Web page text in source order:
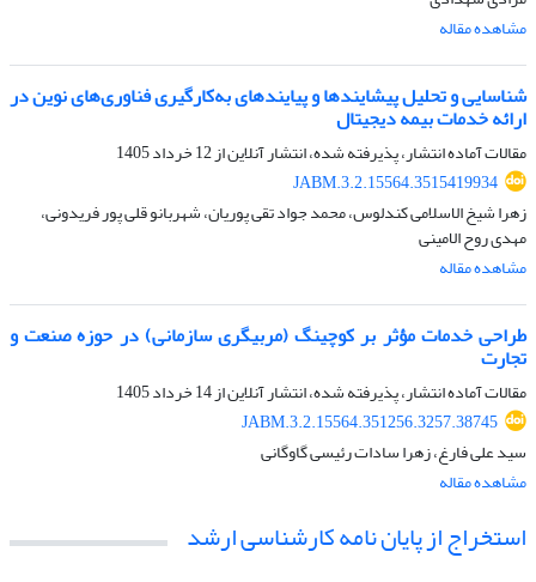
مشاهده مقاله
شناسایی و تحلیل پیشایندها و پیایندهای به‌کارگیری فناوری‌های نوین در
ارائه خدمات بیمه دیجیتال
مقالات آماده انتشار، پذیرفته شده، انتشار آنلاین از12 خرداد 1405
JABM.3.2.15564.3515419934
زهرا شیخ الاسلامی کندلوس، محمد جواد تقی پوریان، شهربانو قلی پور فریدونی،
مهدی روح الامینی
مشاهده مقاله
طراحی خدمات مؤثر بر کوچینگ (مربیگری سازمانی) در حوزه صنعت و
تجارت
مقالات آماده انتشار، پذیرفته شده، انتشار آنلاین از14 خرداد 1405
JABM.3.2.15564.351256.3257.38745
سید علی فارغ، زهرا سادات رئیسی گاوگانی
مشاهده مقاله
استخراج از پایان نامه کارشناسی ارشد